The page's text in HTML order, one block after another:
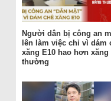
Người dân bị công an
lên làm việc chỉ vì dám
xăng E10 hao hơn xăng
thường